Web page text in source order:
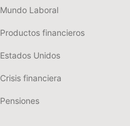
Mundo Laboral
Productos financieros
Estados Unidos
Crisis financiera
Pensiones